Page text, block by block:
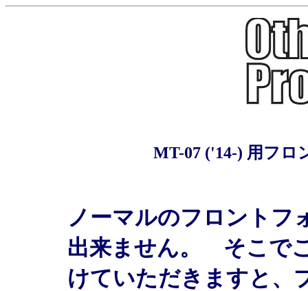
MT-07 ('14-) 用フロ
ノーマルのフロントフ
出来ません。 そこで
けていただきますと、